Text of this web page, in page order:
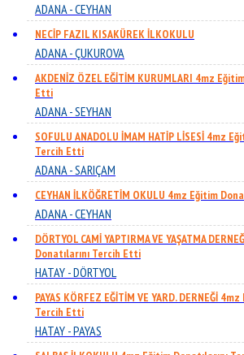
ADANA - CEYHAN
NECİP FAZIL KISAKÜREK İLKOKULU
ADANA - ÇUKUROVA
AKDENİZ ÖZEL EĞİTİM KURUMLARI 4mz
Etti
ADANA - SEYHAN
SOFULU ANADOLU İMAM HATİP LİSESİ 4mz
Tercih Etti
ADANA - SARIÇAM
CEYHAN İLKÖĞRETİM OKULU 4mz Eğitim
ADANA - CEYHAN
DÖRTYOL CAMİ YAPTIRMA VE YAŞATMA
Donatılarını Tercih Etti
HATAY - DÖRTYOL
PAYAS KÖRFEZ EĞİTİM VE YARD. DERNEĞİ
Tercih Etti
HATAY - PAYAS